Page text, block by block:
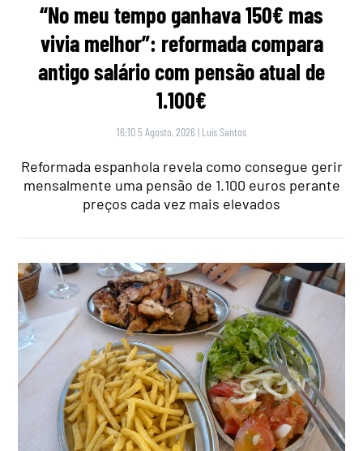
“No meu tempo ganhava 150€ mas
vivia melhor”: reformada compara
antigo salário com pensão atual de
1.100€
16:10 5 Agosto, 2026 | Luís Santos
Reformada espanhola revela como consegue gerir
mensalmente uma pensão de 1.100 euros perante
preços cada vez mais elevados